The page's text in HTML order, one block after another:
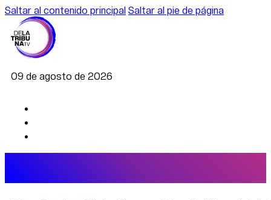
Saltar al contenido principal Saltar al pie de página
09 de agosto de 2026